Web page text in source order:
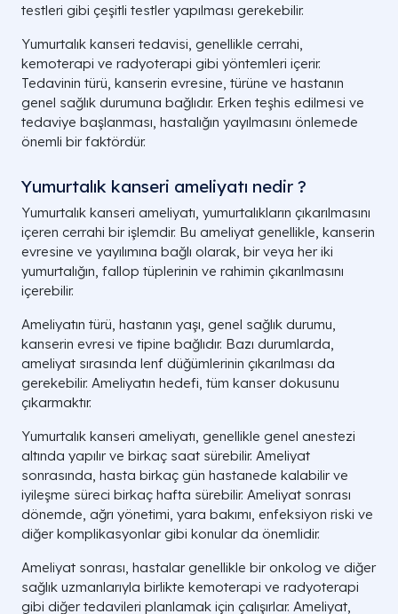
testleri gibi çeşitli testler yapılması gerekebilir.
Yumurtalık kanseri tedavisi, genellikle cerrahi,
kemoterapi ve radyoterapi gibi yöntemleri içerir.
Tedavinin türü, kanserin evresine, türüne ve hastanın
genel sağlık durumuna bağlıdır. Erken teşhis edilmesi ve
tedaviye başlanması, hastalığın yayılmasını önlemede
önemli bir faktördür.
Yumurtalık kanseri ameliyatı nedir ?
Yumurtalık kanseri ameliyatı, yumurtalıkların çıkarılmasını
içeren cerrahi bir işlemdir. Bu ameliyat genellikle, kanserin
evresine ve yayılımına bağlı olarak, bir veya her iki
yumurtalığın, fallop tüplerinin ve rahimin çıkarılmasını
içerebilir.
Ameliyatın türü, hastanın yaşı, genel sağlık durumu,
kanserin evresi ve tipine bağlıdır. Bazı durumlarda,
ameliyat sırasında lenf düğümlerinin çıkarılması da
gerekebilir. Ameliyatın hedefi, tüm kanser dokusunu
çıkarmaktır.
Yumurtalık kanseri ameliyatı, genellikle genel anestezi
altında yapılır ve birkaç saat sürebilir. Ameliyat
sonrasında, hasta birkaç gün hastanede kalabilir ve
iyileşme süreci birkaç hafta sürebilir. Ameliyat sonrası
dönemde, ağrı yönetimi, yara bakımı, enfeksiyon riski ve
diğer komplikasyonlar gibi konular da önemlidir.
Ameliyat sonrası, hastalar genellikle bir onkolog ve diğer
sağlık uzmanlarıyla birlikte kemoterapi ve radyoterapi
gibi diğer tedavileri planlamak için çalışırlar. Ameliyat,